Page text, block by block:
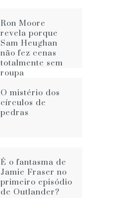
Ron Moore
revela porque
Sam Heughan
não fez cenas
totalmente sem
roupa
O mistério dos
círculos de
pedras
É o fantasma de
Jamie Fraser no
primeiro episódio
de Outlander?